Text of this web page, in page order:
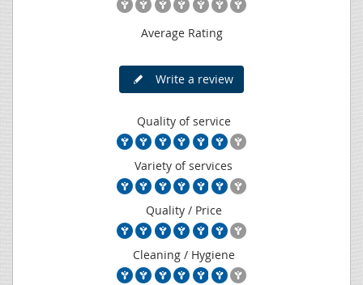
Average Rating
Write a review
Quality of service
Variety of services
Quality / Price
Cleaning / Hygiene